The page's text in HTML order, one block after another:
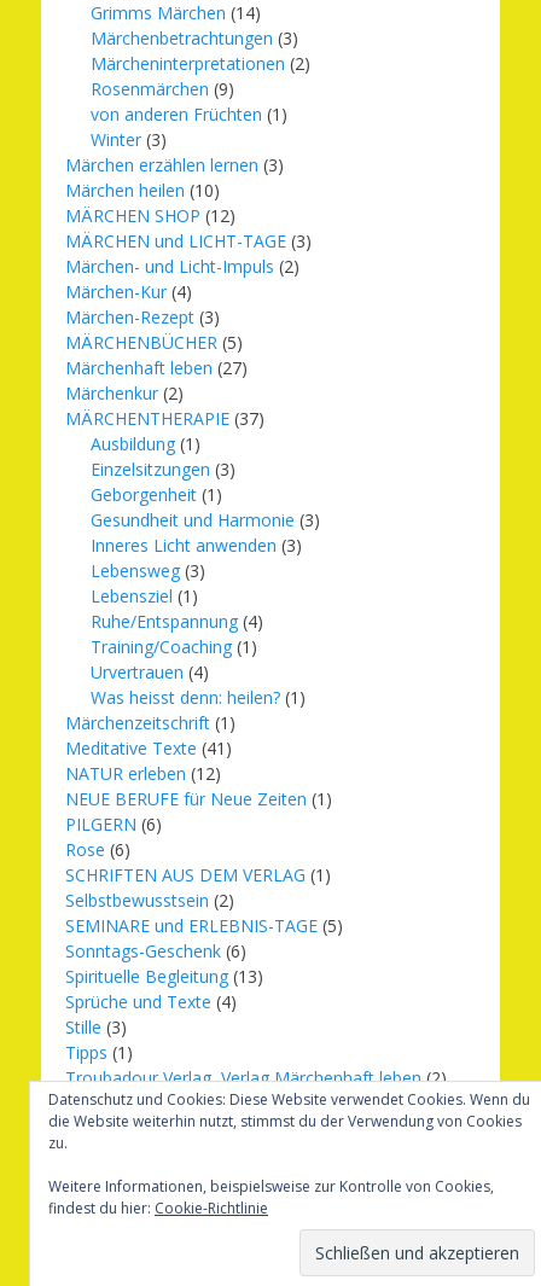
Grimms Märchen (14)
Märchenbetrachtungen (3)
Märcheninterpretationen (2)
Rosenmärchen (9)
von anderen Früchten (1)
Winter (3)
Märchen erzählen lernen (3)
Märchen heilen (10)
MÄRCHEN SHOP (12)
MÄRCHEN und LICHT-TAGE (3)
Märchen- und Licht-Impuls (2)
Märchen-Kur (4)
Märchen-Rezept (3)
MÄRCHENBÜCHER (5)
Märchenhaft leben (27)
Märchenkur (2)
MÄRCHENTHERAPIE (37)
Ausbildung (1)
Einzelsitzungen (3)
Geborgenheit (1)
Gesundheit und Harmonie (3)
Inneres Licht anwenden (3)
Lebensweg (3)
Lebensziel (1)
Ruhe/Entspannung (4)
Training/Coaching (1)
Urvertrauen (4)
Was heisst denn: heilen? (1)
Märchenzeitschrift (1)
Meditative Texte (41)
NATUR erleben (12)
NEUE BERUFE für Neue Zeiten (1)
PILGERN (6)
Rose (6)
SCHRIFTEN AUS DEM VERLAG (1)
Selbstbewusstsein (2)
SEMINARE und ERLEBNIS-TAGE (5)
Sonntags-Geschenk (6)
Spirituelle Begleitung (13)
Sprüche und Texte (4)
Stille (3)
Tipps (1)
Troubadour Verlag, Verlag Märchenhaft leben(2)
Übungen (1)
Urbilder(20)
Verlag Märchenhaft leben
Weihnachten(16)
Datenschutz und Cookies: Diese Website verwendet Cookies. Wenn du
die Website weiterhin nutzt, stimmst du der Verwendung von Cookies
zu.
Weitere Informationen, beispielsweise zur Kontrolle von Cookies,
findest du hier: Cookie-Richtlinie
Märchenhaft und erfüllt leben. Alle